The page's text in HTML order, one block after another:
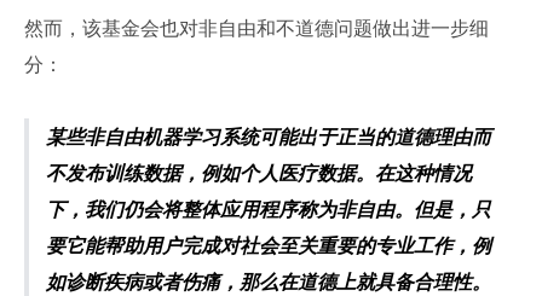
然而，该基金会也对非自由和不道德问题做出进一步细
分：
某些非自由机器学习系统可能出于正当的道德理由而
不发布训练数据，例如个人医疗数据。在这种情况
下，我们仍会将整体应用程序称为非自由。但是，只
要它能帮助用户完成对社会至关重要的专业工作，例
如诊断疾病或者伤痛，那么在道德上就具备合理性。